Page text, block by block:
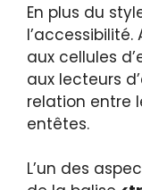
En plus du
aux cellules
aux lecteurs
relation entre
entêtes.
L’un des